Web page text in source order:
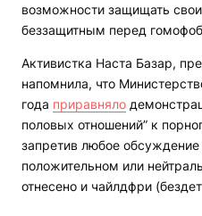
возможности защищать
беззащитным перед
Активистка Наста Базар,
напомнила, что
года приравняло
половых отношений” к
запретив любое
положительном или
отнесено и чайлдфри